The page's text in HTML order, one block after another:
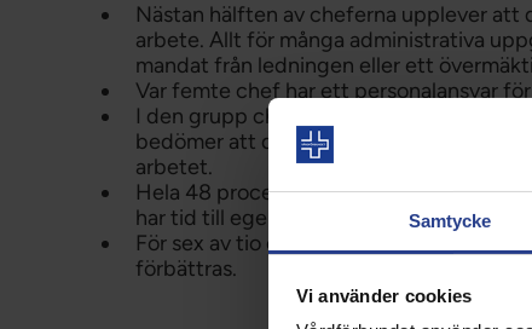
Samtycke
Vi använder cookies
Nästan hälften av cheferna upplever
arbete. Allt för många administrativa
mandat från ledningen eller ett
Var femte chef har ett personalansvar
I den grupp chefer som i snitt arbetar 50
bedömer att de i mycket hög eller
arbetet.
Hela 48 procent av cheferna i studien
har tid till egen reflektion om sitt arbete.
För sex av tio chefer bör möjligheten till
förbättras.